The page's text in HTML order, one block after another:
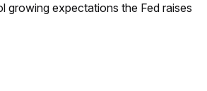
growing expectations the Fed raises